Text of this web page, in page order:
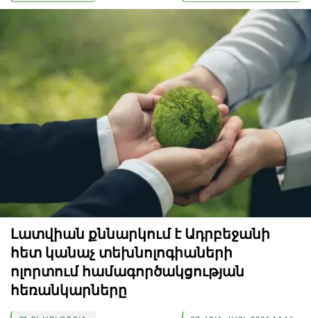
Լատվիան քննարկում է Ադրբեջանի
հետ կանաչ տեխնոլոգիաների
ոլորտում համագործակցության
հեռանկարները